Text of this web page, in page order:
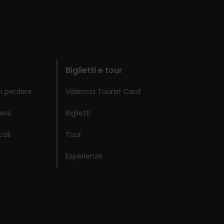
perdere
Biglietti e tour
Valencia Tourist Card
Biglietti
Tour
Esperienze